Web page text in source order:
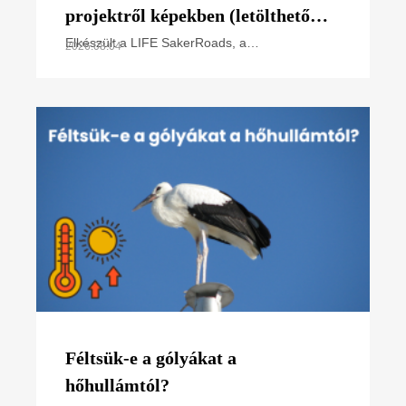
projektről képekben (letölthető
poszter)
Elkészült a LIFE SakerRoads, a
2026.08.04
Féltsük-e a gólyákat a
hőhullámtól?